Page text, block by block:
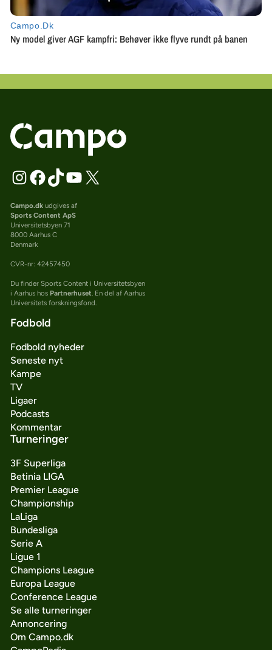
Campo.dkudgives af
Sports Content ApS
Universitetsbyen 71
8000 Aarhus C
Denmark
CVR-nr: 42457450
Du finder Sports Content i Universitetsbyen
i Aarhus hos Partnerhuset. En del af Aarhus
Universitets forskningsfond.
Fodbold
Fodbold nyheder
Seneste nyt
Kampe
TV
Ligaer
Podcasts
Kommentar
Turneringer
3F Superliga
Betinia LIGA
Premier League
Championship
LaLiga
Bundesliga
Serie A
Ligue 1
Champions League
Europa League
Conference League
Se alle turneringer
Annoncering
Om Campo.dk